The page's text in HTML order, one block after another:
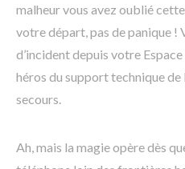
malheur vous avez oublié
votre départ, pas de panique
d’incident depuis votre
héros du support technique
secours.
Ah, mais la magie opère dès